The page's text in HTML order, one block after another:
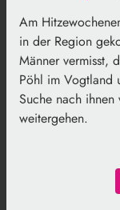
Am
in der Region
Männer vermisst,
Pöhl im Vogtland
Suche nach
weitergehen.